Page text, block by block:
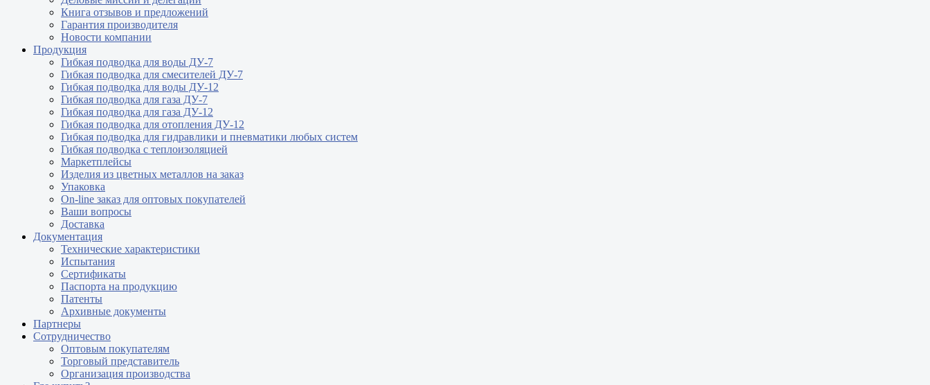
Книга отзывов и предложений
Гарантия производителя
Новости компании
Продукция
Гибкая подводка для воды ДУ-7
Гибкая подводка для смесителей ДУ-7
Гибкая подводка для воды ДУ-12
Гибкая подводка для газа ДУ-7
Гибкая подводка для газа ДУ-12
Гибкая подводка для отопления ДУ-12
Гибкая подводка для гидравлики и пневматики любых систем
Гибкая подводка с теплоизоляцией
Маркетплейсы
Изделия из цветных металлов на заказ
Упаковка
On-line заказ для оптовых покупателей
Ваши вопросы
Доставка
Документация
Технические характеристики
Испытания
Сертификаты
Паспорта на продукцию
Патенты
Архивные документы
Партнеры
Сотрудничество
Оптовым покупателям
Торговый представитель
Организация производства